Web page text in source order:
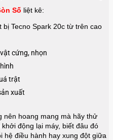
Số liệt kê:
Tecno Spark 20c từ trên cao
cứng, nhọn
trật
xuất
nên hoang mang mà hãy thử
động lại máy, biết đâu đó
hệ điều hành hay xung đột giữa